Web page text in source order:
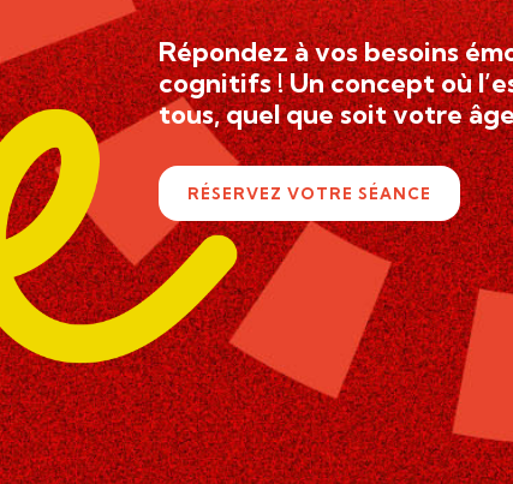
Répondez à vos besoins
cognitifs ! Un concept où
tous, quel que soit votre
RÉSERVEZ VOTRE SÉANCE